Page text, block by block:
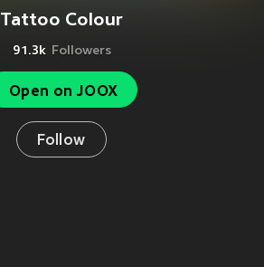
Tattoo Colour
91.3k Followers
Open on JOOX
Follow